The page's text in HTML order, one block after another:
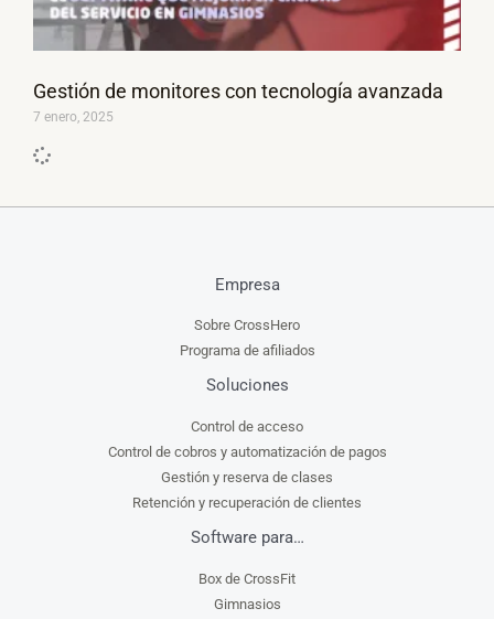
Gestión de monitores con tecnología avanzada
7 enero, 2025
Empresa
Sobre CrossHero
Programa de afiliados
Soluciones
Control de acceso
Control de cobros y automatización de pagos
Gestión y reserva de clases
Retención y recuperación de clientes
Software para…
Box de CrossFit
Gimnasios